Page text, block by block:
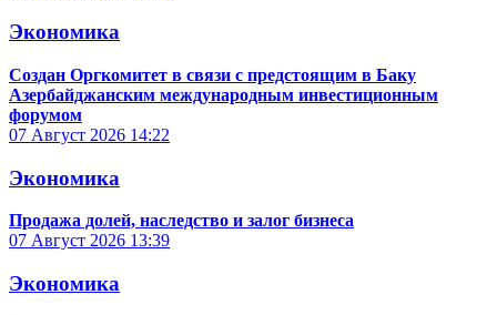
Экономика
Создан Оргкомитет в связи с предстоящим в Баку
Азербайджанским международным инвестиционным
форумом
07 Август 2026 14:22
Экономика
Продажа долей, наследство и залог бизнеса
07 Август 2026 13:39
Экономика